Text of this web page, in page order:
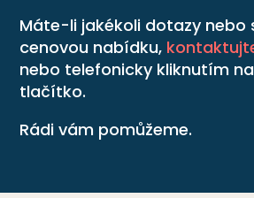
Máte-li jakékoli dotazy nebo
cenovou nabídku,
nebo telefonicky kliknutím
tlačítko.
Rádi vám pomůžeme.